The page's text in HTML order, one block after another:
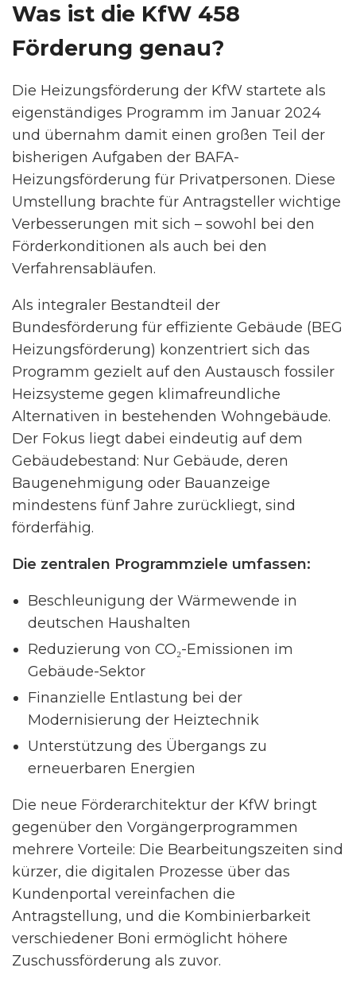
Was ist die KfW 458
Förderung genau?
Die Heizungsförderung der KfW startete als
eigenständiges Programm im Januar 2024
und übernahm damit einen großen Teil der
bisherigen Aufgaben der BAFA-
Heizungsförderung für Privatpersonen. Diese
Umstellung brachte für Antragsteller wichtige
Verbesserungen mit sich – sowohl bei den
Förderkonditionen als auch bei den
Verfahrensabläufen.
Als integraler Bestandteil der
Bundesförderung für effiziente Gebäude (BEG
Heizungsförderung) konzentriert sich das
Programm gezielt auf den Austausch fossiler
Heizsysteme gegen klimafreundliche
Alternativen in bestehenden Wohngebäude.
Der Fokus liegt dabei eindeutig auf dem
Gebäudebestand: Nur Gebäude, deren
Baugenehmigung oder Bauanzeige
mindestens fünf Jahre zurückliegt, sind
förderfähig.
Die zentralen Programmziele umfassen:
Beschleunigung der Wärmewende in
deutschen Haushalten
Reduzierung von CO₂-Emissionen im
Gebäude-Sektor
Finanzielle Entlastung bei der
Modernisierung der Heiztechnik
Unterstützung des Übergangs zu
erneuerbaren Energien
Die neue Förderarchitektur der KfW bringt
gegenüber den Vorgängerprogrammen
mehrere Vorteile: Die Bearbeitungszeiten sind
kürzer, die digitalen Prozesse über das
Kundenportal vereinfachen die
Antragstellung, und die Kombinierbarkeit
verschiedener Boni ermöglicht höhere
Zuschussförderung als zuvor.